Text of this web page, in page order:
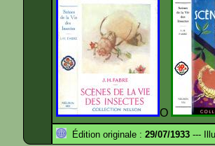
O
Édition originale : 29/07/1933 ---